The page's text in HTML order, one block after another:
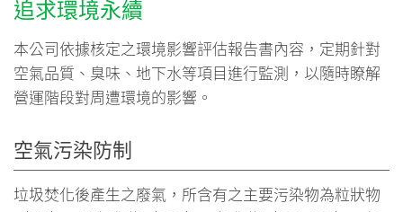
追求環境永續
本公司依據核定之環境影響評估報告書內容，定期針對
空氣品質、臭味、地下水等項目進行監測，以隨時瞭解
營運階段對周遭環境的影響。
空氣污染防制
垃圾焚化後產生之廢氣，所含有之主要污染物為粒狀物